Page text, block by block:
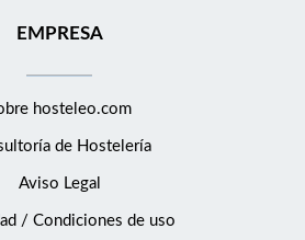
EMPRESA
hosteleo.com
de Hostelería
Aviso Legal
/ Condiciones de uso